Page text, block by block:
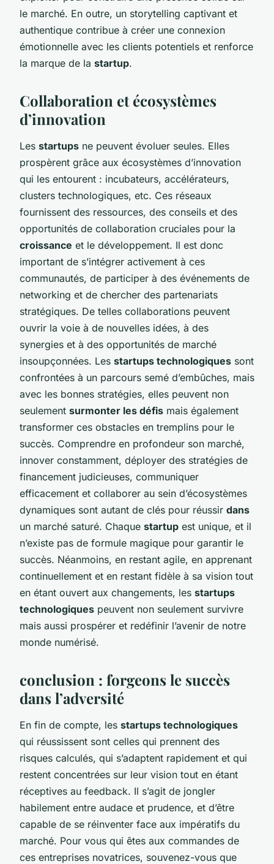
le marché. En outre, un storytelling captivant et
authentique contribue à créer une connexion
émotionnelle avec les clients potentiels et renforce
la marque de la startup.
Collaboration et écosystèmes
d’innovation
Les startups ne peuvent évoluer seules. Elles
prospèrent grâce aux écosystèmes d’innovation
qui les entourent : incubateurs, accélérateurs,
clusters technologiques, etc. Ces réseaux
fournissent des ressources, des conseils et des
opportunités de collaboration cruciales pour la
croissance et le développement. Il est donc
important de s’intégrer activement à ces
communautés, de participer à des événements de
networking et de chercher des partenariats
stratégiques. De telles collaborations peuvent
ouvrir la voie à de nouvelles idées, à des
synergies et à des opportunités de marché
insoupçonnées. Les startups technologiques sont
confrontées à un parcours semé d’embûches, mais
avec les bonnes stratégies, elles peuvent non
seulement surmonter les défis mais également
transformer ces obstacles en tremplins pour le
succès. Comprendre en profondeur son marché,
innover constamment, déployer des stratégies de
financement judicieuses, communiquer
efficacement et collaborer au sein d’écosystèmes
dynamiques sont autant de clés pour réussir dans
un marché saturé. Chaque startup est unique, et il
n’existe pas de formule magique pour garantir le
succès. Néanmoins, en restant agile, en apprenant
continuellement et en restant fidèle à sa vision tout
en étant ouvert aux changements, les startups
technologiques peuvent non seulement survivre
mais aussi prospérer et redéfinir l’avenir de notre
monde numérisé.
conclusion : forgeons le succès
dans l’adversité
En fin de compte, les startups technologiques
qui réussissent sont celles qui prennent des
risques calculés, qui s’adaptent rapidement et qui
restent concentrées sur leur vision tout en étant
réceptives au feedback. Il s’agit de jongler
habilement entre audace et prudence, et d’être
capable de se réinventer face aux impératifs du
marché. Pour vous qui êtes aux commandes de
ces entreprises novatrices, souvenez-vous que